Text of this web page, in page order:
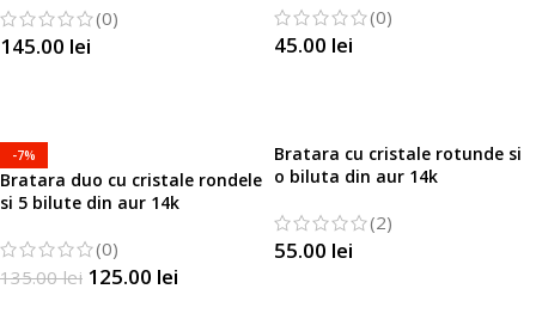
(0)
145.00 lei
(0)
45.00 lei
-7%
Bratara duo cu cristale rondele
si 5 bilute din aur 14k
(0)
135.00lei 125.00 lei
Bratara cu cristale rotunde si
o biluta din aur 14k
(2)
55.00 lei